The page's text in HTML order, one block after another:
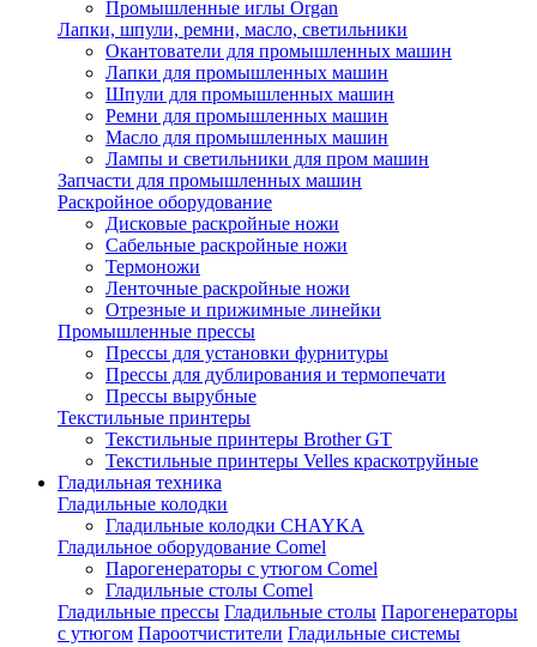
Промышленные иглы Organ
Лапки, шпули, ремни, масло, светильники
Окантователи для промышленных машин
Лапки для промышленных машин
Шпули для промышленных машин
Ремни для промышленных машин
Масло для промышленных машин
Лампы и светильники для пром машин
Запчасти для промышленных машин
Раскройное оборудование
Дисковые раскройные ножи
Сабельные раскройные ножи
Термоножи
Ленточные раскройные ножи
Отрезные и прижимные линейки
Промышленные прессы
Прессы для установки фурнитуры
Прессы для дублирования и термопечати
Прессы вырубные
Текстильные принтеры
Текстильные принтеры Brother GT
Текстильные принтеры Velles краскотруйные
Гладильная техника
Гладильные колодки
Гладильные колодки CHAYKA
Гладильное оборудование Comel
Парогенераторы с утюгом Comel
Гладильные столы Comel
Гладильные прессы Гладильные столы Парогенераторы
с утюгом Пароотчистители Гладильные системы